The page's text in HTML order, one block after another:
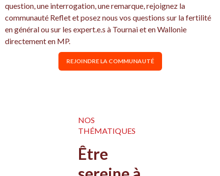
question, une interrogation, une remarque, rejoignez la
communauté Reflet et posez nous vos questions sur la fertilité
en général ou sur les expert.e.s à Tournai et en Wallonie
directement en MP.
REJOINDRE LA COMMUNAUTÉ
NOS
THÉMATIQUES
Être